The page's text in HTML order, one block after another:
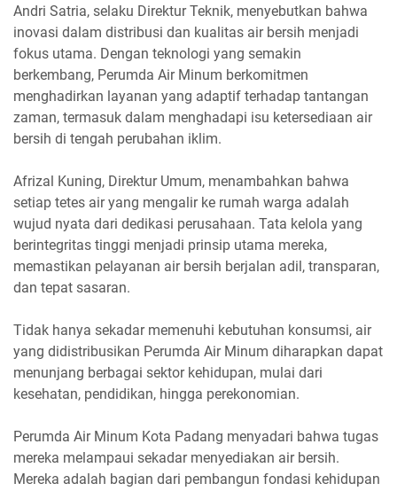
Andri Satria, selaku Direktur Teknik, menyebutkan bahwa
inovasi dalam distribusi dan kualitas air bersih menjadi
fokus utama. Dengan teknologi yang semakin
berkembang, Perumda Air Minum berkomitmen
menghadirkan layanan yang adaptif terhadap tantangan
zaman, termasuk dalam menghadapi isu ketersediaan air
bersih di tengah perubahan iklim.
Afrizal Kuning, Direktur Umum, menambahkan bahwa
setiap tetes air yang mengalir ke rumah warga adalah
wujud nyata dari dedikasi perusahaan. Tata kelola yang
berintegritas tinggi menjadi prinsip utama mereka,
memastikan pelayanan air bersih berjalan adil, transparan,
dan tepat sasaran.
Tidak hanya sekadar memenuhi kebutuhan konsumsi, air
yang didistribusikan Perumda Air Minum diharapkan dapat
menunjang berbagai sektor kehidupan, mulai dari
kesehatan, pendidikan, hingga perekonomian.
Perumda Air Minum Kota Padang menyadari bahwa tugas
mereka melampaui sekadar menyediakan air bersih.
Mereka adalah bagian dari pembangun fondasi kehidupan